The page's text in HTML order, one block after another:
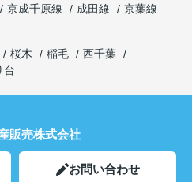
京成千原線 成田線
京葉線
桜木 稲毛
西千葉
台
販売株式会社
お問い合わせ